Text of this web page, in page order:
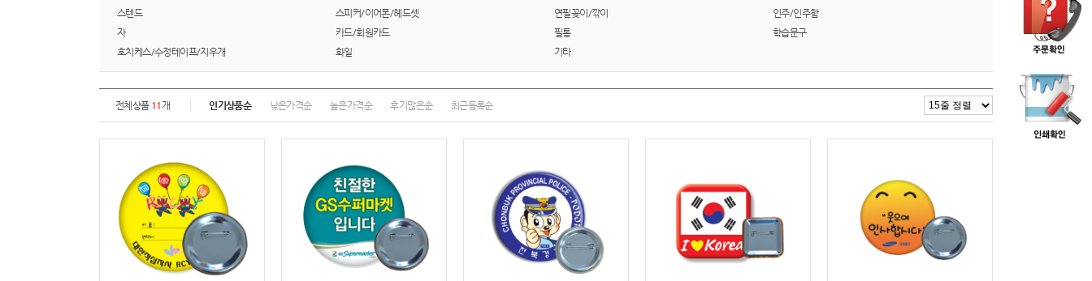
스텐드
스피커/이어폰/헤드셋 연필꽂이/깎이
인주/인주함
자
카드/회원카드 필통
학습문구
호치케스/수정테이프/지우개
화일 기타
전체상품 11 개 인기상품순 낮은가격순 높은가격순 후기많은순 최근등록순